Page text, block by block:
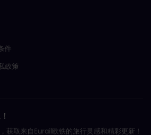
件
政策
获取来自Eurail欧铁的旅行灵感和精彩更新！